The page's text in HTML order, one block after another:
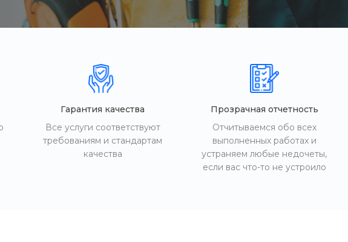
Гарантия качества
Все услуги соответствуют
требованиям и стандартам
качества
Прозрачная отчетность
Отчитываемся обо всех
выполненных работах и
устраняем любые недочеты,
если вас что-то не устроило